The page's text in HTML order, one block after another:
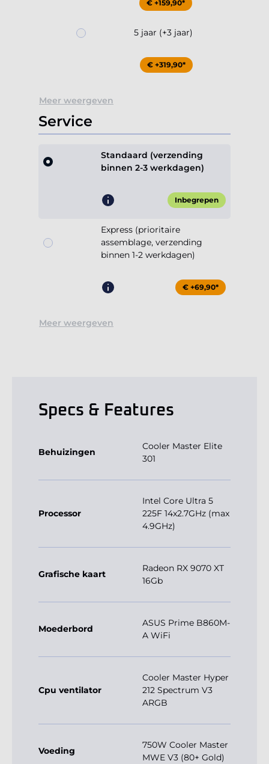
€ +159,90*
5 jaar (+3 jaar)
€ +319,90*
Meer weergeven
Service
Standaard (verzending
binnen 2-3 werkdagen)
Inbegrepen
Express (prioritaire
assemblage, verzending
binnen 1-2 werkdagen)
€ +69,90*
Meer weergeven
Specs & Features
Behuizingen
Cooler Master Elite
301
Processor
Intel Core Ultra 5
225F 14x2.7GHz (max
4.9GHz)
Grafische kaart
Radeon RX 9070 XT
16Gb
Moederbord
ASUS Prime B860M-
A WiFi
Cpu ventilator
Cooler Master Hyper
212 Spectrum V3
ARGB
Voeding
750W Cooler Master
MWE V3 (80+ Gold)